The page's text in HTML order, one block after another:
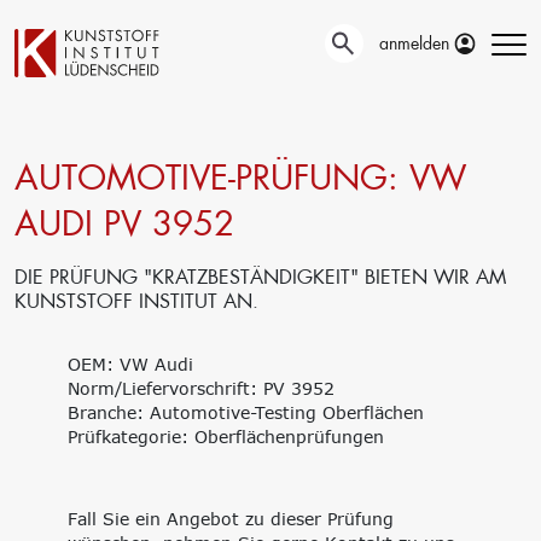
anmelden
Technische
Entwicklung
Oberflächentechnik
Neue Materialien
Anwendungstechnik
Aktuelle
Prüfung
Automotive- und
Material– &
Schadensanalyse
Recycling
Ringversuche
Aus- und
Weiterbildung
Unser Portfolio
Erstausbildung
Forschung
Projekte fördern lassen
Forschungsinfrastruktur
Precursor
AUTOMOTIVE-PRÜFUNG: VW
AUDI PV 3952
DIE PRÜFUNG "KRATZBESTÄNDIGKEIT" BIETEN WIR AM
KUNSTSTOFF INSTITUT AN.
OEM: VW Audi
Norm/Liefervorschrift: PV 3952
Branche: Automotive-Testing Oberflächen
Prüfkategorie: Oberflächenprüfungen
Fall Sie ein Angebot zu dieser Prüfung